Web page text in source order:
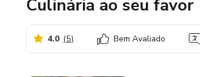
Culinária ao seu favor
4.0 (5) Bem Avaliado